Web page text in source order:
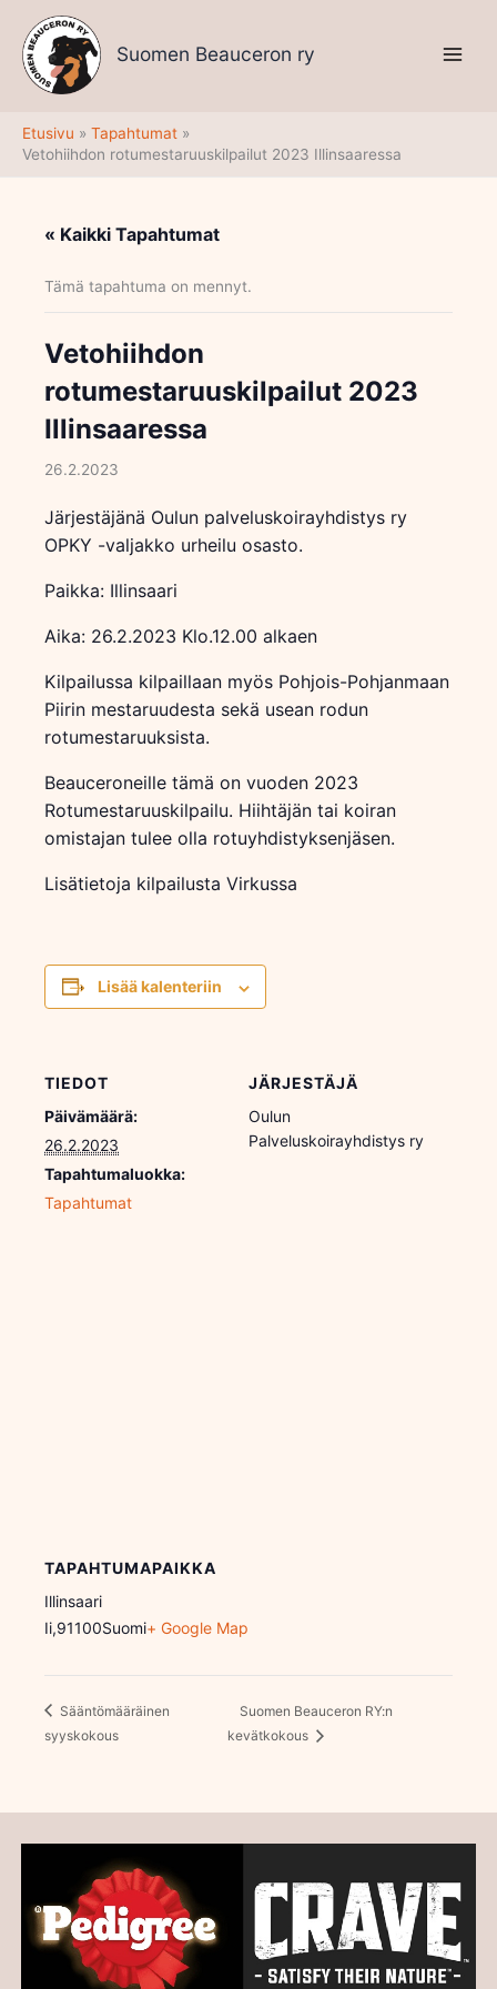
sisältöön
Suomen Beauceron ry
Etusivu
Tapahtumat
Vetohiihdon rotumestaruuskilpailut 2023 Illinsaaressa
« Kaikki Tapahtumat
Tämä tapahtuma on mennyt.
Vetohiihdon
rotumestaruuskilpailut 2023
Illinsaaressa
26.2.2023
Järjestäjänä Oulun palveluskoirayhdistys ry
OPKY -valjakko urheilu osasto.
Paikka: Illinsaari
Aika: 26.2.2023 Klo.12.00 alkaen
Kilpailussa kilpaillaan myös Pohjois-Pohjanmaan
Piirin mestaruudesta sekä usean rodun
rotumestaruuksista.
Beauceroneille tämä on vuoden 2023
Rotumestaruuskilpailu. Hiihtäjän tai koiran
omistajan tulee olla rotuyhdistyksenjäsen.
Lisätietoja kilpailusta Virkussa
Lisää kalenteriin
TIEDOT
Päivämäärä:
26.2.2023
Tapahtumaluokka:
Tapahtumat
JÄRJESTÄJÄ
Oulun
Palveluskoirayhdistys ry
TAPAHTUMAPAIKKA
Illinsaari
Ii,91100Suomi+ Google Map
Sääntömääräinen
syyskokous
Suomen Beauceron RY:n
kevätkokous